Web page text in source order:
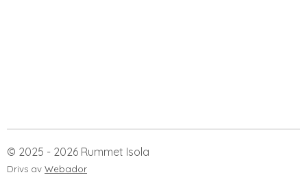
© 2025 - 2026 Rummet Isola
Drivs av Webador